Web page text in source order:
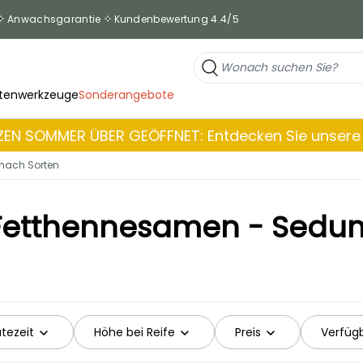
Anwachsgarantie Kundenbewertung 4.4/5
Sonderangebote
SOMMER ÜBER GEÖFFNET: Entdecken Sie
Sorten
-
Höhe bei Reife Preis